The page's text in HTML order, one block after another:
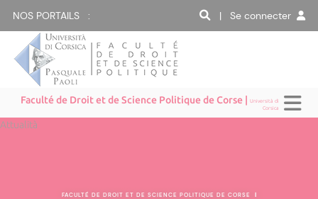
NOS PORTAILS : | Se connecter
Faculté de Droit et de Science Politique de Corse |Università di
Corsica
Attualità
FACULTÉ DE DROIT ET DE SCIENCE POLITIQUE DE CORSE |